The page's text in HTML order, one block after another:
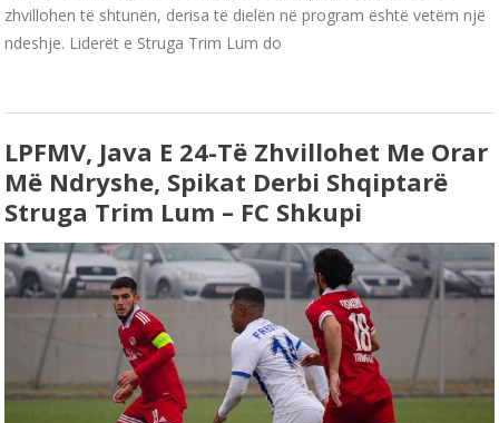
zhvillohen të shtunën, derisa të dielën në program është vetëm një
ndeshje. Liderët e Struga Trim Lum do
LPFMV, Java E 24-Të Zhvillohet Me Orar
Më Ndryshe, Spikat Derbi Shqiptarë
Struga Trim Lum – FC Shkupi